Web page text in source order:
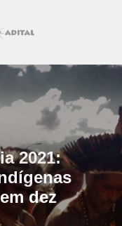
2021:
dez